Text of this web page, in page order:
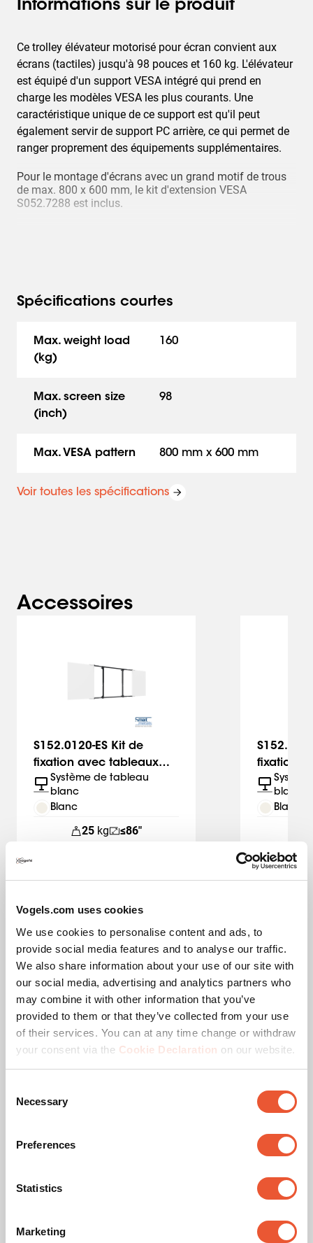
Vogels.com uses cookies
We use cookies to personalise content and ads, to
provide social media features and to analyse our traffic.
We also share information about your use of our site with
our social media, advertising and analytics partners who
may combine it with other information that you’ve
provided to them or that they’ve collected from your use
of their services. You can at any time change or withdraw
your consent via the Cookie Declaration on our website.
Selection
Necessary
Preferences
Statistics
Marketing
Informations sur le produit
Ce trolley élévateur motorisé pour écran convient aux
écrans (tactiles) jusqu'à 98 pouces et 160 kg. L'élévateur
est équipé d'un support VESA intégré qui prend en
charge les modèles VESA les plus courants. Une
caractéristique unique de ce support est qu'il peut
également servir de support PC arrière, ce qui permet de
ranger proprement des équipements supplémentaires.
Pour le montage d'écrans avec un grand motif de trous
de max. 800 x 600 mm, le kit d'extension VESA
S052.7288 est inclus.
Spécifications courtes
Max. weight load
(kg)
160
Max. screen size
(inch)
98
Max. VESA pattern 800 mm x 600 mm
Voir toutes les spécifications
Accessoires
S152.0120-ES Kit de
fixation avec tableaux
blancs SmartMetals
Système de tableau
blanc
Blanc
25 kg ≤86"
fixation
blancs
blanc
Blanc
Spécifications
EAN emballage unitaire 8718868873293
Couleur
Motorisé